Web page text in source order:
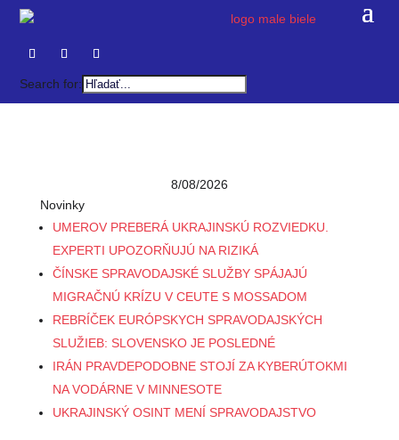
Search for:
8/08/2026
Novinky
UMEROV PREBERÁ UKRAJINSKÚ ROZVIEDKU.
EXPERTI UPOZORŇUJÚ NA RIZIKÁ
ČÍNSKE SPRAVODAJSKÉ SLUŽBY SPÁJAJÚ
MIGRAČNÚ KRÍZU V CEUTE S MOSSADOM
REBRÍČEK EURÓPSKYCH SPRAVODAJSKÝCH
SLUŽIEB: SLOVENSKO JE POSLEDNÉ
IRÁN PRAVDEPODOBNE STOJÍ ZA KYBERÚTOKMI
NA VODÁRNE V MINNESOTE
UKRAJINSKÝ OSINT MENÍ SPRAVODAJSTVO